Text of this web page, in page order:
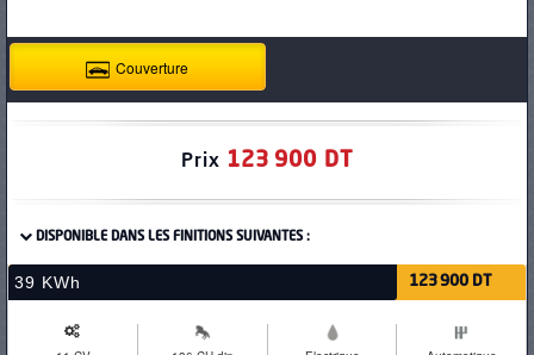
Couverture
Prix 123 900 DT
DISPONIBLE DANS LES FINITIONS SUIVANTES :
39 KWh 123 900 DT